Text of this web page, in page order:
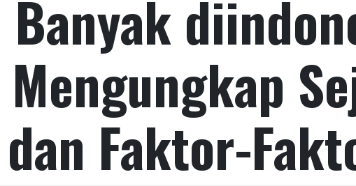
Banyak
Mengungkap
dan Faktor-